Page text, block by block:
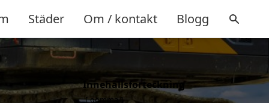
Städer Om / kontakt Blogg
Innehållsförteckning
gömma